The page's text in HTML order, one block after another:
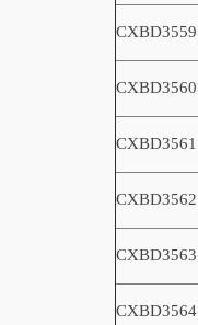
CXBD3559
CXBD3560
CXBD3561
CXBD3562
CXBD3563
CXBD3564